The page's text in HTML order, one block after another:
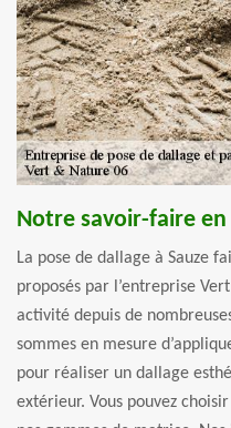
Notre savoir-faire en
La pose de dallage à Sauze
proposés par l’entreprise
activité depuis de
sommes en mesure
pour réaliser un dallage
extérieur. Vous pouvez